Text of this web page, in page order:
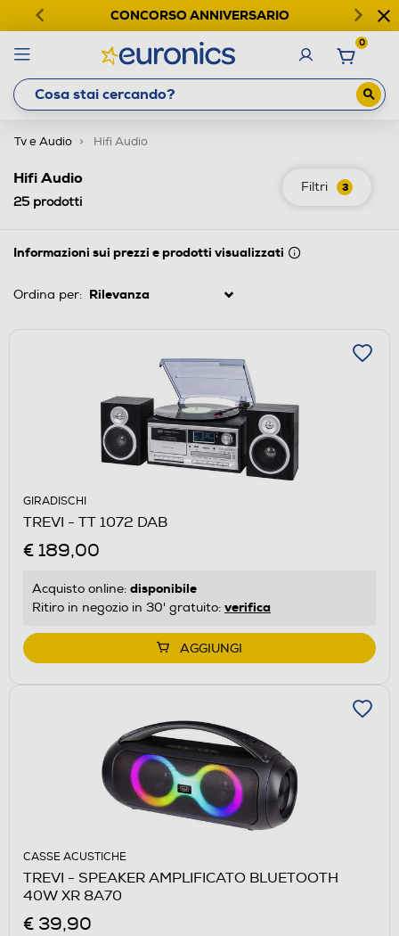
CONCORSO ANNIVERSARIO
0
Tv e Audio Hifi Audio
Filtri 3
Hifi Audio
25 prodotti
Informazioni sui prezzi e prodotti visualizzati
Ordina per:
GIRADISCHI
TREVI - TT 1072 DAB
€ 189,00
Acquisto online: disponibile
Ritiro in negozio in 30' gratuito: verifica
AGGIUNGI
CASSE ACUSTICHE
TREVI - SPEAKER AMPLIFICATO BLUETOOTH
40W XR 8A70
€ 39,90